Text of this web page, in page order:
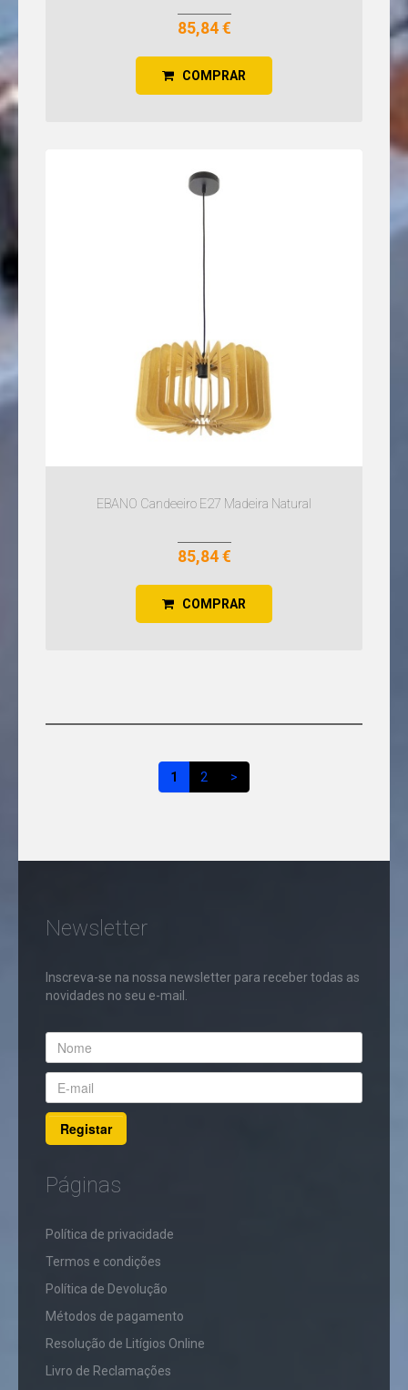
85,84 €
COMPRAR
EBANO Candeeiro E27 Madeira Natural
85,84 €
COMPRAR
1 2 >
Newsletter
Inscreva-se na nossa newsletter para receber todas as
novidades no seu e-mail.
Registar
Páginas
​Política de privacidade
Termos e condições
Política de Devolução
Métodos de pagamento
Resolução de Litígios Online
Livro de Reclamações